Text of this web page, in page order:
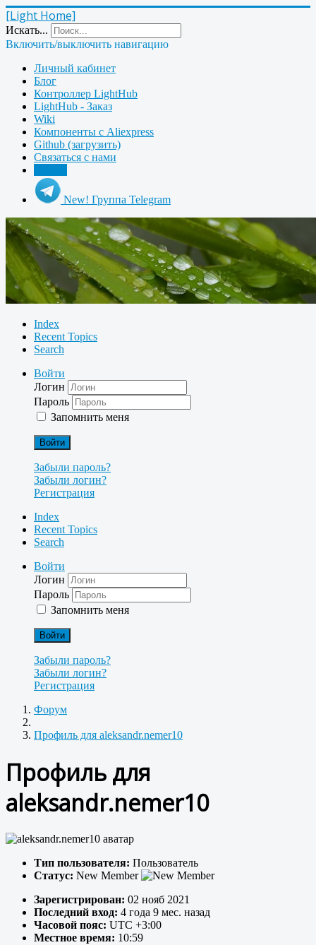
[Light Home]
Искать...
Включить/выключить навигацию
Личный кабинет
Блог
Контроллер LightHub
LightHub - Заказ
Wiki
Компоненты с Aliexpress
Github (загрузить)
Связаться с нами
New! Группа Telegram
Index
Recent Topics
Search
Войти
Логин
Пароль
Запомнить меня
Войти
Забыли пароль?
Забыли логин?
Регистрация
Index
Recent Topics
Search
Войти
Логин
Пароль
Запомнить меня
Войти
Забыли пароль?
Забыли логин?
Регистрация
Форум
Профиль для aleksandr.nemer10
Профиль для
aleksandr.nemer10
Тип пользователя: Пользователь
Статус: New Member
Зарегистрирован: 02 нояб 2021
Последний вход: 4 года 9 мес. назад
Часовой пояс: UTC +3:00
Местное время: 10:59